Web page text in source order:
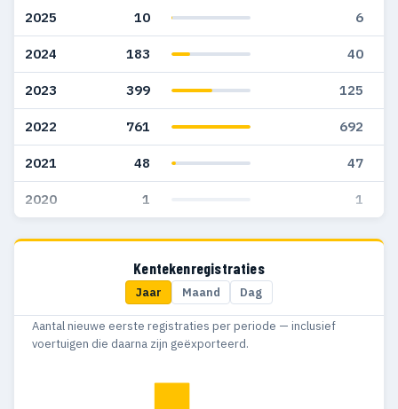
2025 10 6
2024 183 40
2023 399 125
2022 761 692
2021 48 47
2020 1 1
Kentekenregistraties
Jaar Maand Dag
Aantal nieuwe eerste registraties per periode — inclusief
voertuigen die daarna zijn geëxporteerd.